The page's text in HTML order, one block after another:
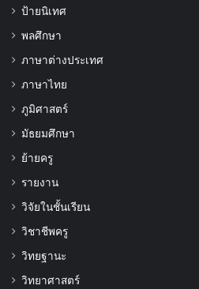
ป้ายนิเทศ
พลศึกษา
ภาษาต่างประเทศ
ภาษาไทย
ภูมิศาสตร์
มัธยมศึกษา
ย้ายครู
รายงาน
วิจัยในชั้นเรียน
วิชาชีพครู
วิทยฐานะ
วิทยาศาสตร์